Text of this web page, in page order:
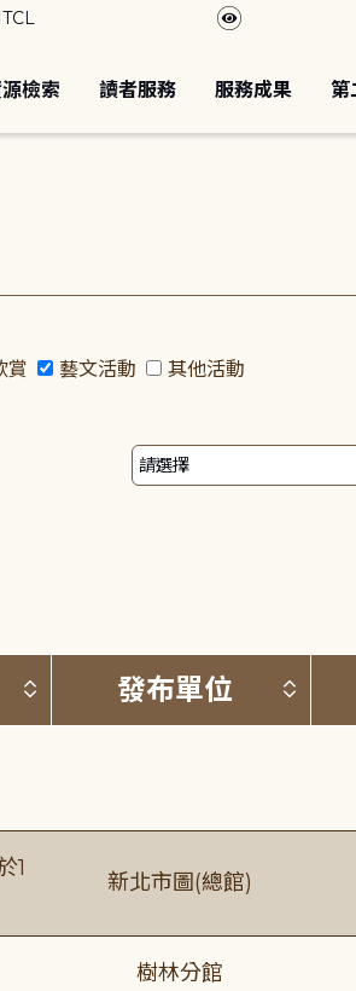
檢索 讀者服務 服務成果 第
賞 藝文活動 其他活動
按標題排序 (升降冪)
發布單位 按發
1
新北市圖(總館)
樹林分館